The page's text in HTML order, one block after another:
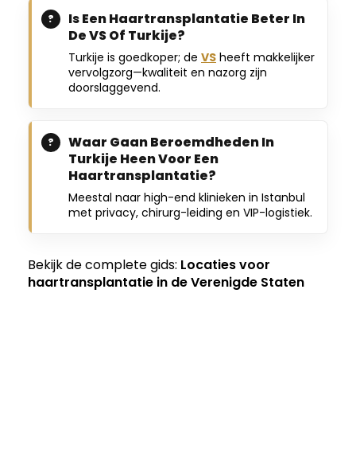
Is Een Haartransplantatie Beter In
De VS Of Turkije?
Turkije is goedkoper; de VS heeft makkelijker
vervolgzorg—kwaliteit en nazorg zijn
doorslaggevend.
Waar Gaan Beroemdheden In
Turkije Heen Voor Een
Haartransplantatie?
Meestal naar high-end klinieken in Istanbul
met privacy, chirurg-leiding en VIP-logistiek.
Bekijk de complete gids: Locaties voor
haartransplantatie in de Verenigde Staten